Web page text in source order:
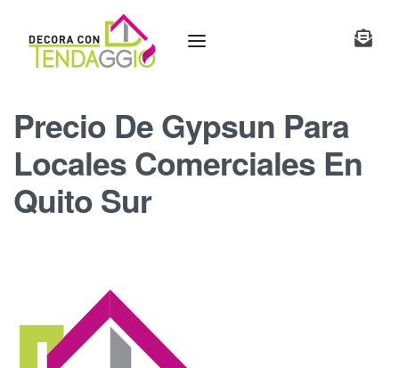
Precio De Gypsun Para
Locales Comerciales En
Quito Sur